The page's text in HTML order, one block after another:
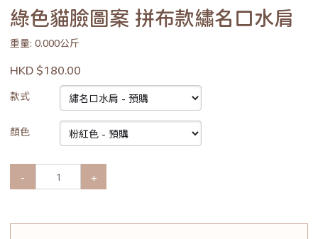
綠色貓臉圖案 拼布款繡名口水肩
重量: 0.000公斤
HKD $180.00
款式
顏色
- +